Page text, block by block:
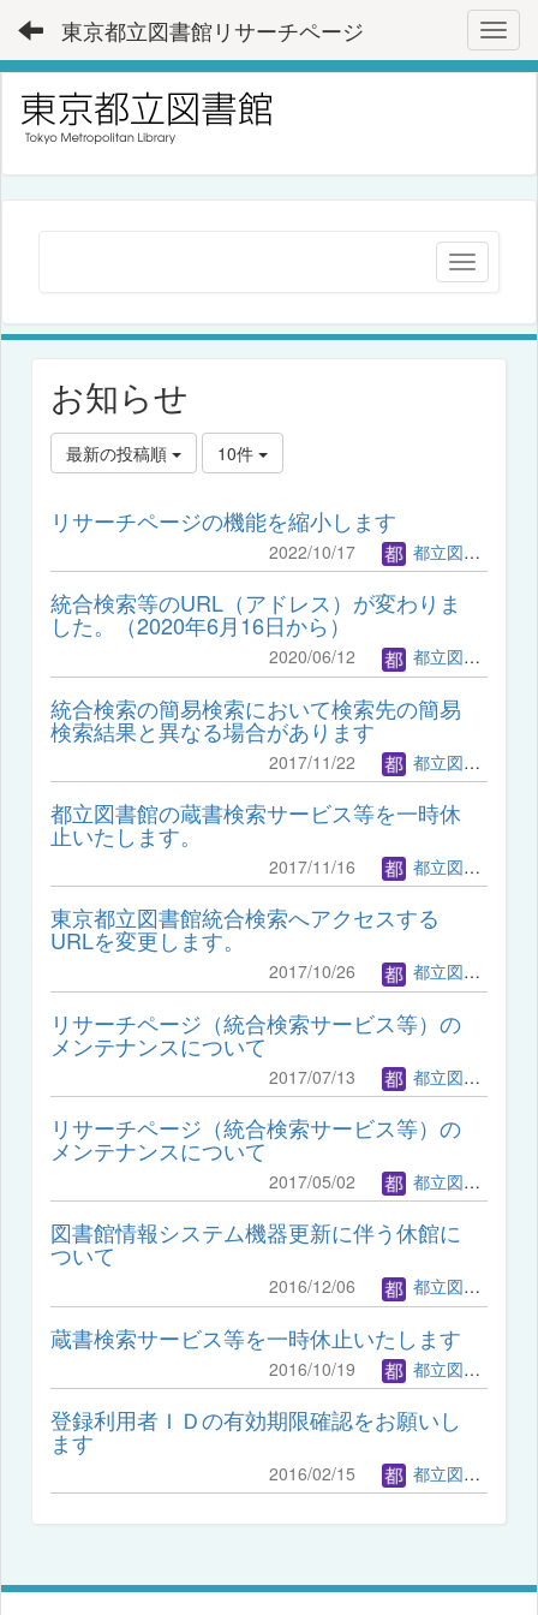
東京都立図書館リサーチページ
お知らせ
最新の投稿順 10件
リサーチページの機能を縮小します
2022/10/17 都立図書館管理者
統合検索等のURL（アドレス）が変わりま
した。（2020年6月16日から）
2020/06/12 都立図書館管理者
統合検索の簡易検索において検索先の簡易
検索結果と異なる場合があります
2017/11/22 都立図書館管理者
都立図書館の蔵書検索サービス等を一時休
止いたします。
2017/11/16 都立図書館管理者
東京都立図書館統合検索へアクセスする
URLを変更します。
2017/10/26 都立図書館管理者
リサーチページ（統合検索サービス等）の
メンテナンスについて
2017/07/13 都立図書館管理者
リサーチページ（統合検索サービス等）の
メンテナンスについて
2017/05/02 都立図書館管理者
図書館情報システム機器更新に伴う休館に
ついて
2016/12/06 都立図書館管理者
蔵書検索サービス等を一時休止いたします
2016/10/19 都立図書館管理者
登録利用者ＩＤの有効期限確認をお願いし
ます
2016/02/15 都立図書館管理者